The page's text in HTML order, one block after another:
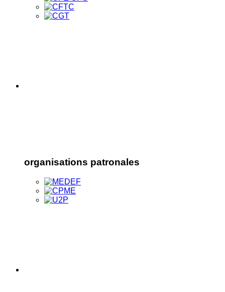
organisations patronales